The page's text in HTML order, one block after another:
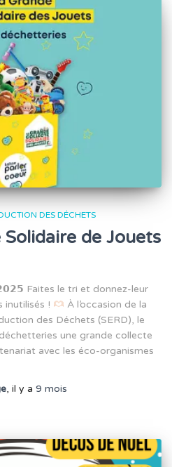
DES DÉCHETS
de Jouets
Faites le tri et donnez-leur
inutilisés !
À l’occasion de la
des Déchets (SERD), le
une grande collecte
avec les éco-organismes
, il y a 9 mois